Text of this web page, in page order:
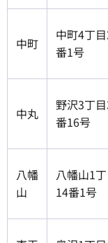
中町
中町4丁
番1号
中丸
野沢3丁
番16号
八幡
山
八幡山1
14番1号